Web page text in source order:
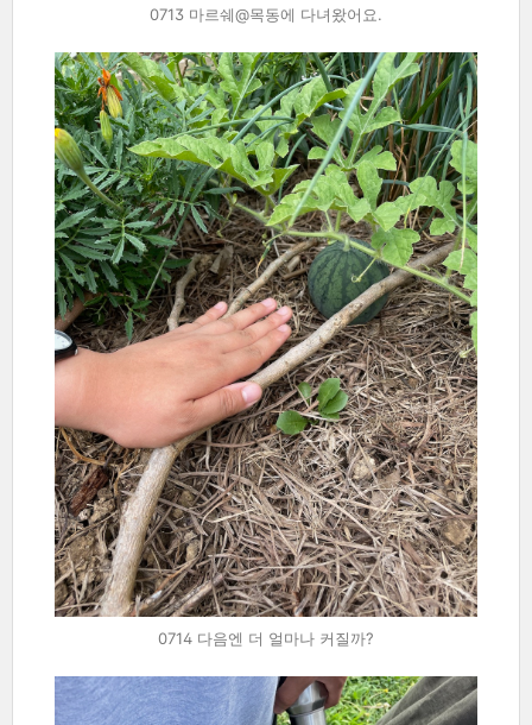
0713 마르쉐@목동에 다녀왔어요.
0714 다음엔 더 얼마나 커질까?